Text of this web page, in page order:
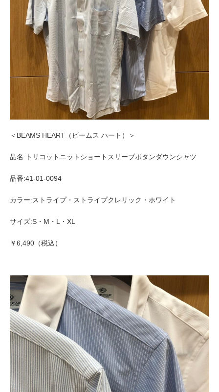
＜BEAMS HEART（ビームス ハート）＞
品名:トリコットニットショートスリーブボタンダウンシャツ
品番:41-01-0094
カラー:ストライプ・ストライプクレリック・ホワイト
サイズ:S・M・L・XL
￥6,490（税込）